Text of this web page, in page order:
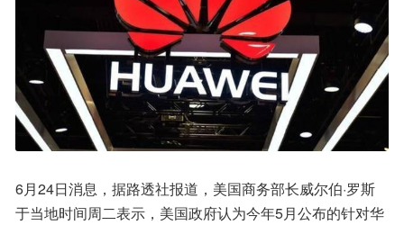
6月24日消息，据路透社报道，美国商务部长威尔伯·罗斯
于当地时间周二表示，美国政府认为今年5月公布的针对华